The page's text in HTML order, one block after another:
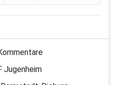
Jugenheim